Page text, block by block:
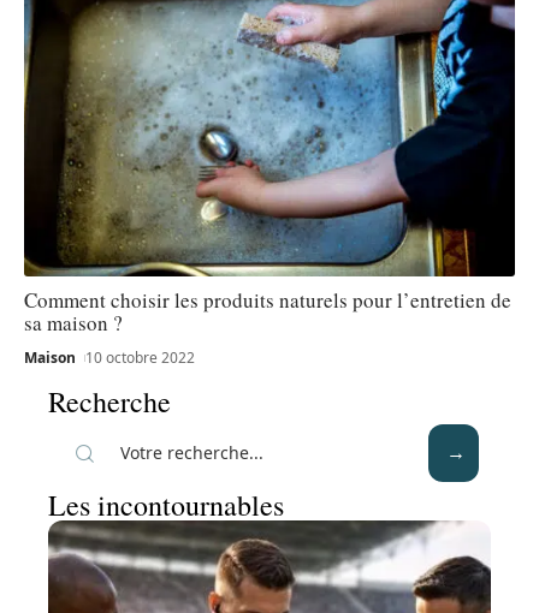
Comment choisir les produits naturels pour l’entretien de
sa maison ?
Maison 10 octobre 2022
Recherche
Les incontournables